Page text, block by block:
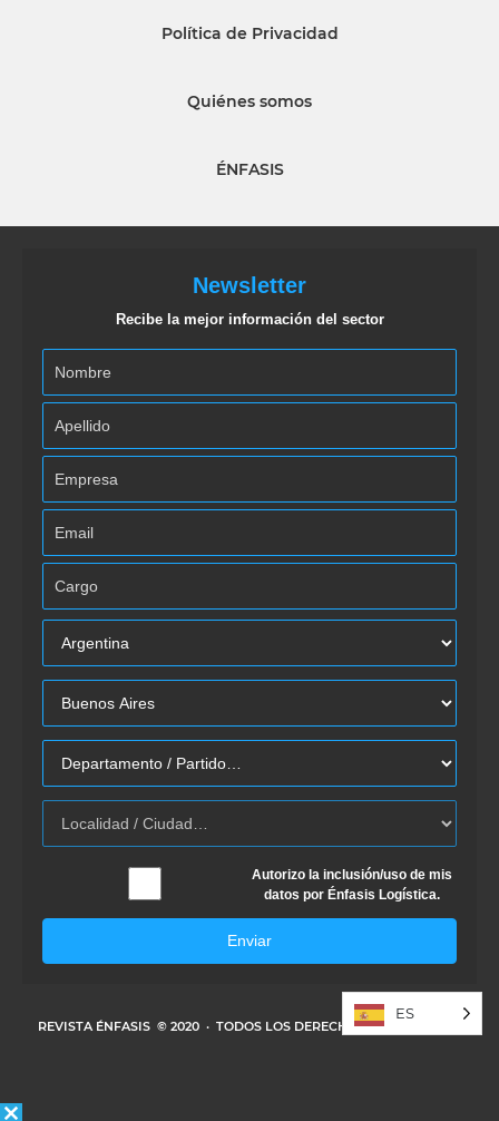
Política de Privacidad
Quiénes somos
ÉNFASIS
Newsletter
Recibe la mejor información del sector
Autorizo la inclusión/uso de mis
datos por Énfasis Logística.
Enviar
REVISTA ÉNFASIS © 2020 · TODOS LOS DERECHOS RESERVADOS
ES